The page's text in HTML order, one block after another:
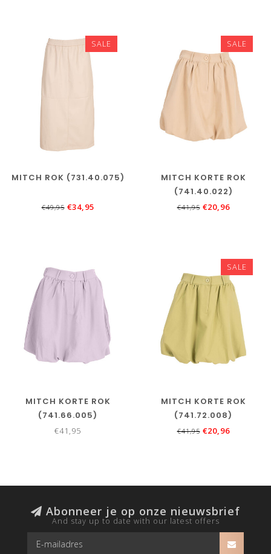
SALE
MITCH ROK (731.40.075)
€49,95 €34,95
SALE
MITCH KORTE ROK
(741.40.022)
€41,95 €20,96
MITCH KORTE ROK
(741.66.005)
€41,95
SALE
MITCH KORTE ROK
(741.72.008)
€41,95 €20,96
Abonneer je op onze nieuwsbrief
And stay up to date with our latest offers